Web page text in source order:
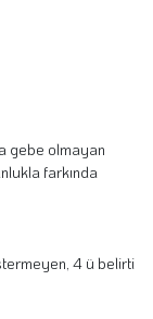
gebe olmayan
farkında
4 ü belirti